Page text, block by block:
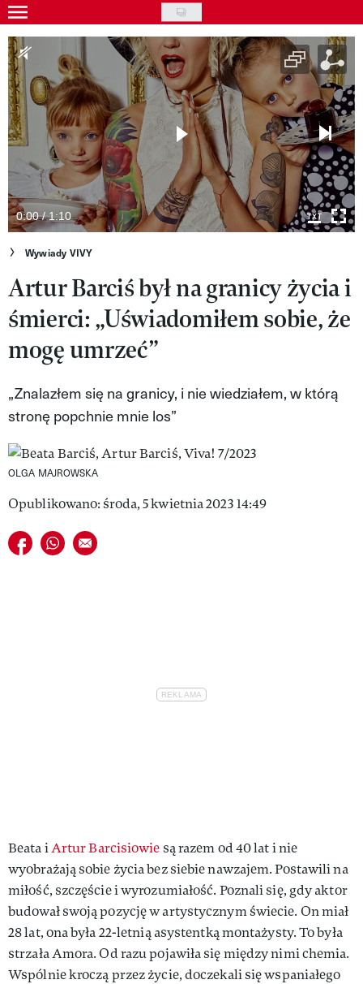
Skip
to
main
content
Gwiazdy
Ludzie
Moda
Uroda
Styl życia
Kultura
Wideo
Nasze akcje
VIVA!ART
VIVA!MODA
VIVA!MAN
VIVA!PEOPLE POWER
0:00 / 1:10
Wywiady VIVY
Artur Barciś był na granicy życia i
śmierci: „Uświadomiłem sobie, że
mogę umrzeć”
„Znalazłem się na granicy, i nie wiedziałem, w którą
stronę popchnie mnie los”
OLGA MAJROWSKA
Opublikowano: środa, 5 kwietnia 2023 14:49
Udostępnij na facebook
Udostępnij na whatsapp
E-mail do przyjaciela
Beata iArtur Barcisiowiesą razem od 40 lat i nie
wyobrażają sobie życia bez siebie nawzajem. Postawili na
miłość, szczęście i wyrozumiałość. Poznali się, gdy aktor
budował swoją pozycję w artystycznym świecie. On miał
28 lat, ona była 22-letnią asystentką montażysty. To była
strzała Amora. Od razu pojawiła się między nimi chemia.
Wspólnie kroczą przez życie, doczekali się wspaniałego